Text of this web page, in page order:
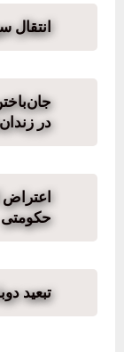
انتقال
در
اعتراض
حکومتی
تبعید